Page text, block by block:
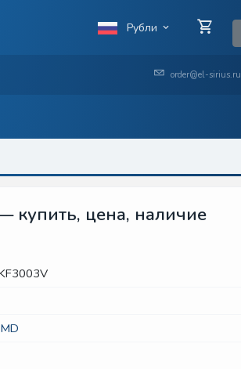
Рубли
order@el-sirius.ru
купить, цена, наличие